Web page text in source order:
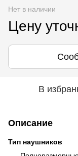
Нет в наличии
Цену
В
Описание
Тип наушников